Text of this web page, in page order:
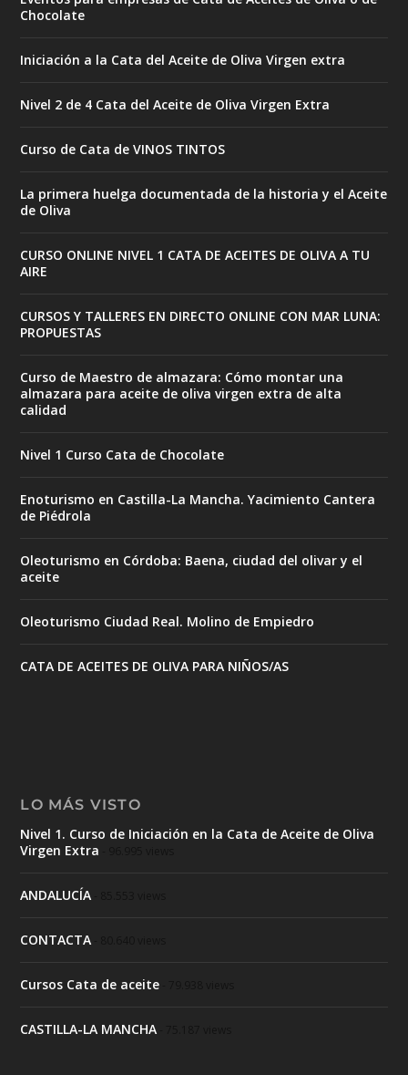
Chocolate
Iniciación a la Cata del Aceite de Oliva Virgen extra
Nivel 2 de 4 Cata del Aceite de Oliva Virgen Extra
Curso de Cata de VINOS TINTOS
La primera huelga documentada de la historia y el Aceite
de Oliva
CURSO ONLINE NIVEL 1 CATA DE ACEITES DE OLIVA A TU
AIRE
CURSOS Y TALLERES EN DIRECTO ONLINE CON MAR LUNA:
PROPUESTAS
Curso de Maestro de almazara: Cómo montar una
almazara para aceite de oliva virgen extra de alta
calidad
Nivel 1 Curso Cata de Chocolate
Enoturismo en Castilla-La Mancha. Yacimiento Cantera
de Piédrola
Oleoturismo en Córdoba: Baena, ciudad del olivar y el
aceite
Oleoturismo Ciudad Real. Molino de Empiedro
CATA DE ACEITES DE OLIVA PARA NIÑOS/AS
LO MÁS VISTO
Nivel 1. Curso de Iniciación en la Cata de Aceite de Oliva
Virgen Extra
ANDALUCÍA
CONTACTA
Cursos Cata de aceite
CASTILLA-LA MANCHA